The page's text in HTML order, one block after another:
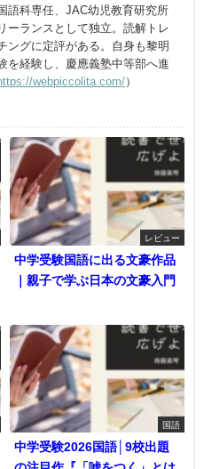
語科専任、JAC幼児教育研究所
ーランスとして独立。読解トレ
ングに定評がある。自身も黎明
を経験し、慶應義塾中等部へ進
webpiccolita.com/）
レビュー
中学受験国語に出る文豪作品
｜親子で学ぶ日本の文豪入門
国語
中学受験2026国語│9校出題